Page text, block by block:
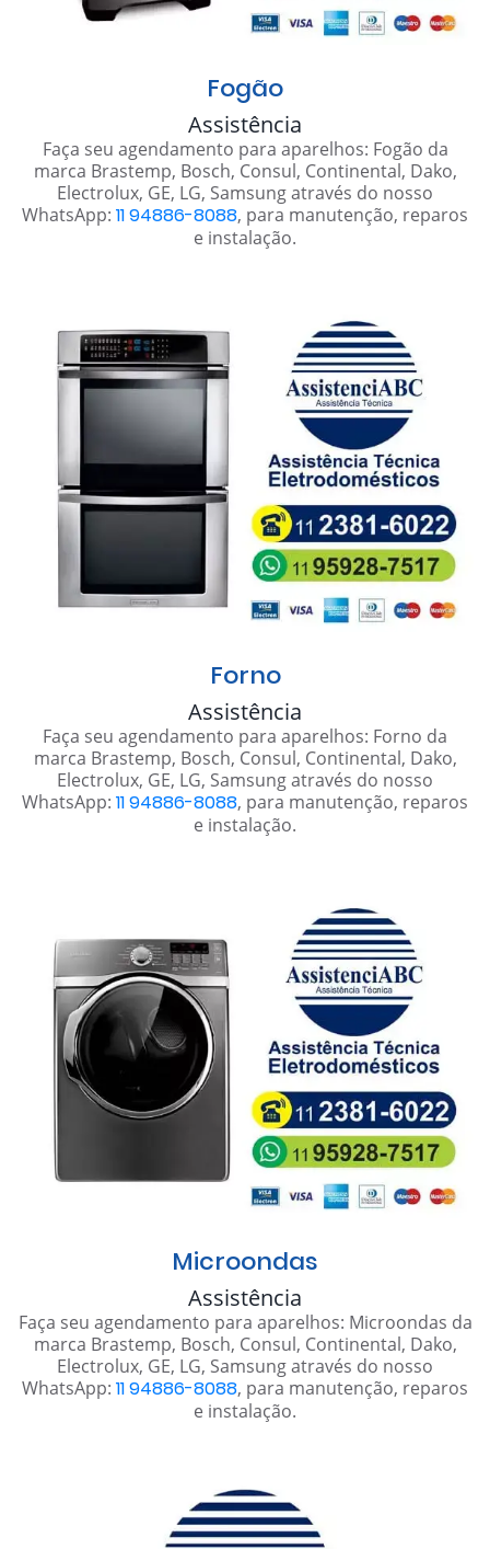
Fogão
Assistência
Faça seu agendamento para aparelhos: Fogão da
marca Brastemp, Bosch, Consul, Continental, Dako,
Electrolux, GE, LG, Samsung através do nosso
WhatsApp: 11 94886-8088, para manutenção, reparos
e instalação.
Forno
Assistência
Faça seu agendamento para aparelhos: Forno da
marca Brastemp, Bosch, Consul, Continental, Dako,
Electrolux, GE, LG, Samsung através do nosso
WhatsApp: 11 94886-8088, para manutenção, reparos
e instalação.
Microondas
Assistência
Faça seu agendamento para aparelhos: Microondas da
marca Brastemp, Bosch, Consul, Continental, Dako,
Electrolux, GE, LG, Samsung através do nosso
WhatsApp: 11 94886-8088, para manutenção, reparos
e instalação.